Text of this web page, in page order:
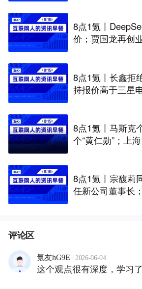
8点1氪丨
价；贾国龙再创
8点1氪丨长鑫拒
持报价高于三星
状态”
8点1氪丨马斯克
个“黄仁勋”；上
8点1氪丨宗馥莉
任新公司董事长
评论区
氪友hG9E · 2026-06-04
这个观点很有深度，学习了